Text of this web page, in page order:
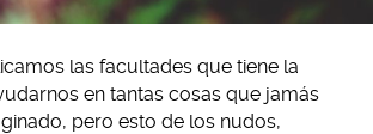
las facultades que tiene la
en tantas cosas que jamás
pero esto de los nudos,